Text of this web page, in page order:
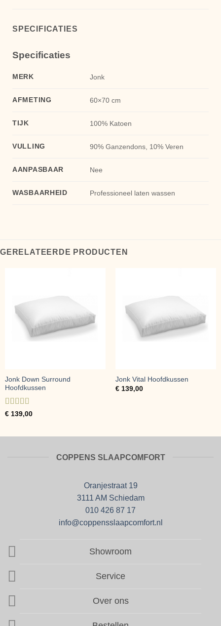
SPECIFICATIES
Specificaties
MERK Jonk
AFMETING 60×70 cm
TIJK 100% Katoen
VULLING 90% Ganzendons, 10% Veren
AANPASBAAR Nee
WASBAARHEID Professioneel laten wassen
GERELATEERDE PRODUCTEN
Jonk Down Surround
Hoofdkussen
Gewaardeerd
€139,00
Jonk Vital Hoofdkussen
€139,00
COPPENS SLAAPCOMFORT
Oranjestraat 19
3111 AM Schiedam
010 426 87 17
info@coppensslaapcomfort.nl
Showroom
Service
Over ons